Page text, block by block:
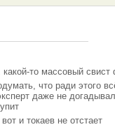
то массовый свист
что ради этого
даже не
и токаев не отстает